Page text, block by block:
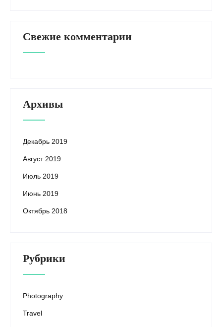
Свежие комментарии
Архивы
Декабрь 2019
Август 2019
Июль 2019
Июнь 2019
Октябрь 2018
Рубрики
Photography
Travel